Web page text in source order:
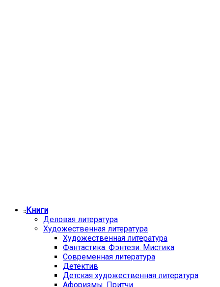
Книги
Деловая литература
Художественная литература
Художественная литература
Фантастика. Фэнтези. Мистика
Современная литература
Детектив
Детская художественная литература
Афоризмы. Притчи